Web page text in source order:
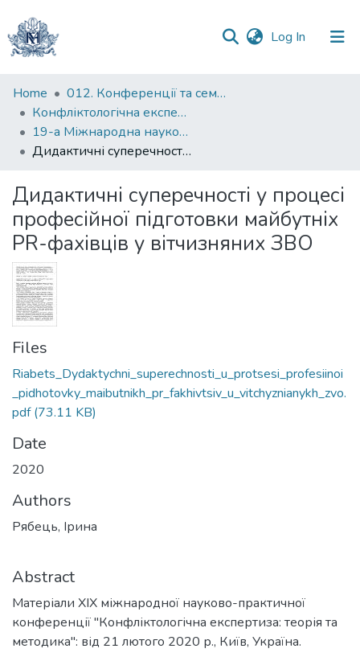
Log In (current)
Communities
&
Collections
All of DSpace
Statistics
Home
012. Конференції та семінари НаУКМА
Конфліктологічна експертиза: теорія та методика
19-а Міжнародна науково-практична конференція "Конфліктологічна експертиза: теорія та методика"
Дидактичні суперечності у процесі професійної підготовки майбутніх PR-фахівців у вітчизняних ЗВО
Дидактичні суперечності у процесі
професійної підготовки майбутніх
PR-фахівців у вітчизняних ЗВО
Files
Riabets_Dydaktychni_superechnosti_u_protsesi_profesiinoi
_pidhotovky_maibutnikh_pr_fakhivtsiv_u_vitchyznianykh_zvo.
pdf(73.11 KB)
Date
2020
Authors
Рябець, Ірина
Abstract
Матеріали ХІХ міжнародної науково-практичної
конференції "Конфліктологічна експертиза: теорія та
методика": від 21 лютого 2020 р., Київ, Україна.